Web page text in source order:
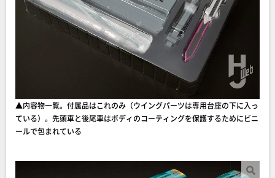
▲内容物一覧。付属品はこれのみ（ウイングパーツは専用台座の下に入っ
ている）。先頭車と後尾車はボディのコーティングを保護するためにビニ
ールで包まれている